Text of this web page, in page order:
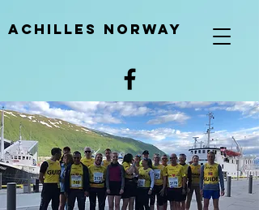
Achilles Norway